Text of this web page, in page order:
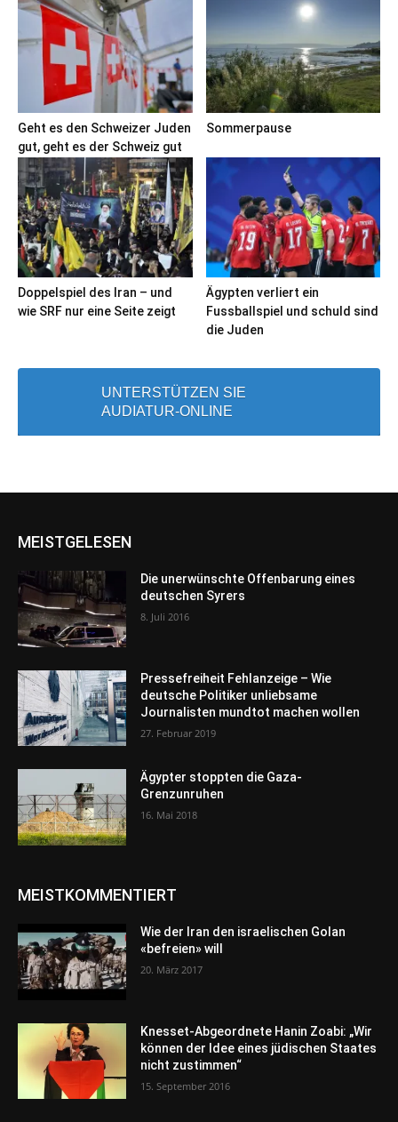
Geht es den Schweizer Juden
gut, geht es der Schweiz gut
Sommerpause
Doppelspiel des Iran – und
wie SRF nur eine Seite zeigt
Ägypten verliert ein
Fussballspiel und schuld sind
die Juden
UNTERSTÜTZEN SIE
AUDIATUR-ONLINE
MEISTGELESEN
Die unerwünschte Offenbarung eines
deutschen Syrers
8. Juli 2016
Pressefreiheit Fehlanzeige – Wie
deutsche Politiker unliebsame
Journalisten mundtot machen wollen
27. Februar 2019
Ägypter stoppten die Gaza-
Grenzunruhen
16. Mai 2018
MEISTKOMMENTIERT
Wie der Iran den israelischen Golan
«befreien» will
20. März 2017
Knesset-Abgeordnete Hanin Zoabi: „Wir
können der Idee eines jüdischen Staates
nicht zustimmen“
15. September 2016